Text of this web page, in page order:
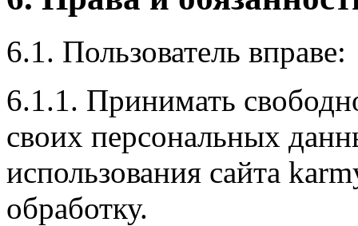
6.1. Пользователь вправе:
6.1.1. Принимать
своих персональных
использования сайта
обработку.